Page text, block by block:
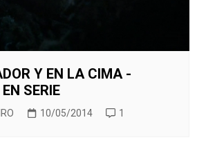
Y EN LA CIMA -
SERIE
10/05/2014 1